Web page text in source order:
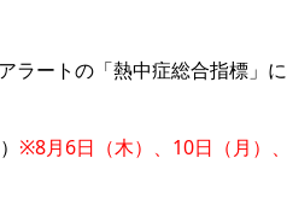
ラートの「熱中症総合指標」
※8月6日（木）、10日（月）